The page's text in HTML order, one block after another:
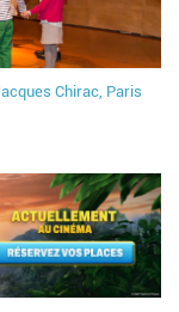
Chirac, Paris